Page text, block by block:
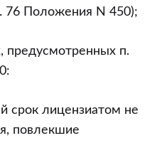
76 Положения N 450);
предусмотренных п.
срок лицензиатом не
повлекшие